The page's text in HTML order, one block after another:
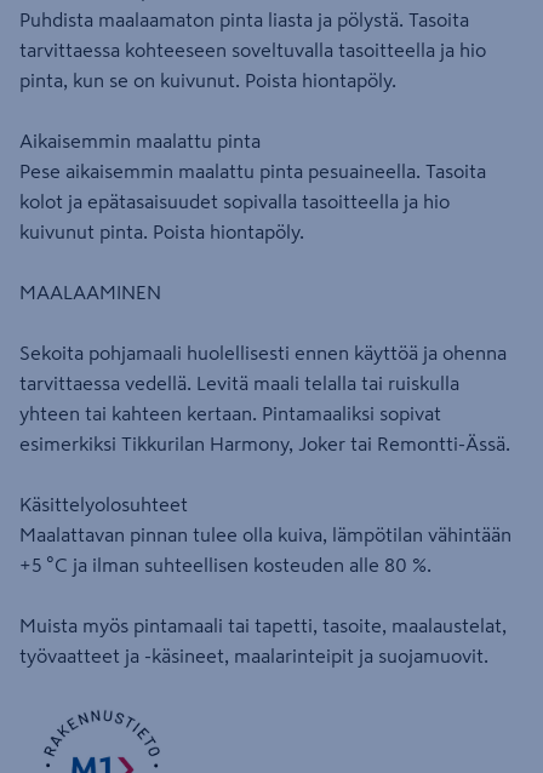
Puhdista maalaamaton pinta liasta ja pölystä. Tasoita
tarvittaessa kohteeseen soveltuvalla tasoitteella ja hio
pinta, kun se on kuivunut. Poista hiontapöly.
Aikaisemmin maalattu pinta
Pese aikaisemmin maalattu pinta pesuaineella. Tasoita
kolot ja epätasaisuudet sopivalla tasoitteella ja hio
kuivunut pinta. Poista hiontapöly.
MAALAAMINEN
Sekoita pohjamaali huolellisesti ennen käyttöä ja ohenna
tarvittaessa vedellä. Levitä maali telalla tai ruiskulla
yhteen tai kahteen kertaan. Pintamaaliksi sopivat
esimerkiksi Tikkurilan Harmony, Joker tai Remontti-Ässä.
Käsittelyolosuhteet
Maalattavan pinnan tulee olla kuiva, lämpötilan vähintään
+5 °C ja ilman suhteellisen kosteuden alle 80 %.
Muista myös pintamaali tai tapetti, tasoite, maalaustelat,
työvaatteet ja -käsineet, maalarinteipit ja suojamuovit.